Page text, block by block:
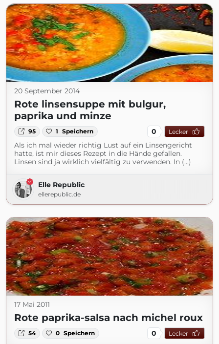
20 September 2014
Rote linsensuppe mit bulgur,
paprika und minze
95 1 Speichern 0 Lecker
Als ich mal wieder richtig Lust auf ein Linsengericht
hatte, ist mir dieses Rezept in die Hände gefallen.
Linsen sind ja wirklich vielfältig zu verwenden. In (...)
Elle Republic
ellerepublic.de
17 Mai 2011
Rote paprika-salsa nach michel roux
54 0 Speichern 0 Lecker